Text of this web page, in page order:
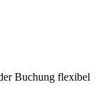
Buchung flexibel